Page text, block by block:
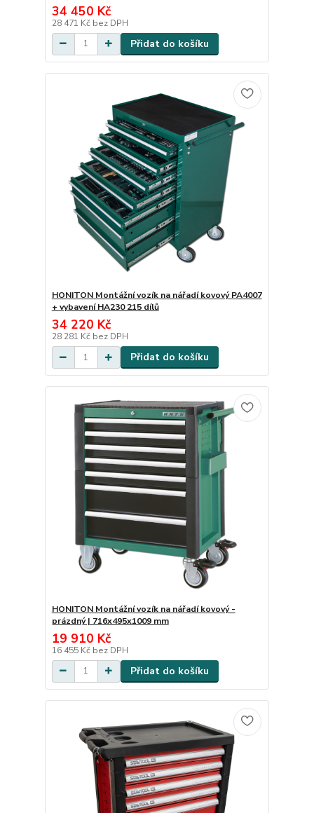
34 450 Kč
28 471 Kč bez DPH
Přidat do košíku
HONITON Montážní vozík na nářadí kovový PA4007
+ vybavení HA230 215 dílů
34 220 Kč
28 281 Kč bez DPH
Přidat do košíku
HONITON Montážní vozík na nářadí kovový -
prázdný | 716x495x1009 mm
19 910 Kč
16 455 Kč bez DPH
Přidat do košíku